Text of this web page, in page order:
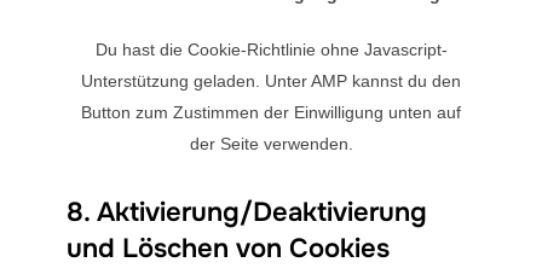
Du hast die Cookie-Richtlinie ohne Javascript-
Unterstützung geladen. Unter AMP kannst du den
Button zum Zustimmen der Einwilligung unten auf
der Seite verwenden.
8. Aktivierung/Deaktivierung
und Löschen von Cookies